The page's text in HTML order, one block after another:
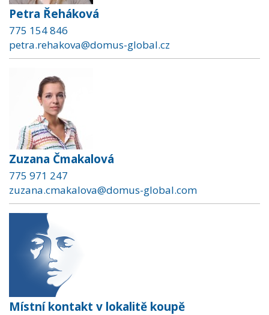
Petra Řeháková
775 154 846
petra.rehakova@domus-global.cz
Zuzana Čmakalová
775 971 247
zuzana.cmakalova@domus-global.com
Místní kontakt v lokalitě koupě